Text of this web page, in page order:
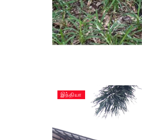
இந்தியா